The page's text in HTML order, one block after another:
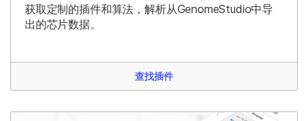
获取定制的插件和算法，解析从GenomeStudio中导
出的芯片数据。
查找插件